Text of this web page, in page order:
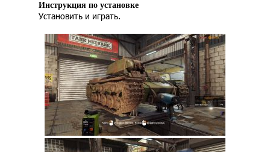
Инструкция по установке
Установить и играть.